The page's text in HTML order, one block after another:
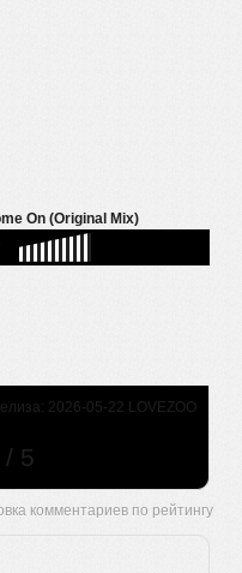
On (Original Mix)
2026-05-22 LOVEZOO
5